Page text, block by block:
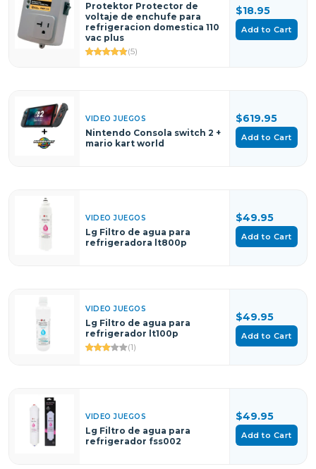
Protektor Protector de
voltaje de enchufe para
refrigeracion domestica 110
vac plus
(5)
$18.95
Add to Cart
VIDEO JUEGOS
Nintendo Consola switch 2 +
mario kart world
$619.95
Add to Cart
VIDEO JUEGOS
Lg Filtro de agua para
refrigeradora lt800p
$49.95
Add to Cart
VIDEO JUEGOS
Lg Filtro de agua para
refrigerador lt100p
(1)
$49.95
Add to Cart
VIDEO JUEGOS
Lg Filtro de agua para
refrigerador fss002
$49.95
Add to Cart